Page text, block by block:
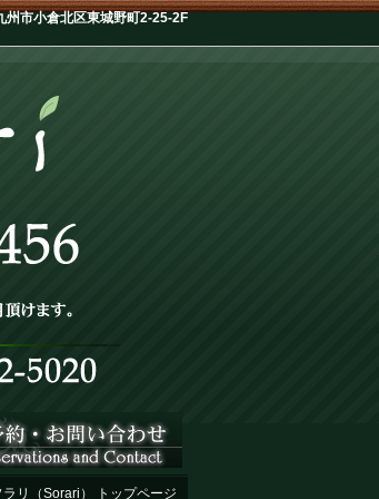
市小倉北区東城野町2-25-2F
リ（Sorari） トップページ